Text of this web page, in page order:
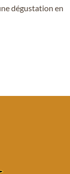
dégustation en